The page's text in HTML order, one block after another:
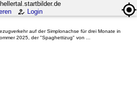
hellertal.startbilder.de
Login
auf der Simplonachse für drei Monate in
2025, der "Spaghettizug" von ...